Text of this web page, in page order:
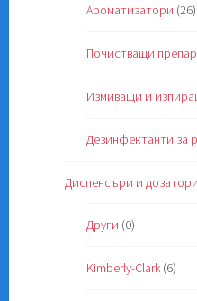
Ароматизатори (26)
Почистващи
Измиващи и
Дезинфектанти за
Диспенсъри и дозатори
Други (0)
Kimberly-Clark (6)